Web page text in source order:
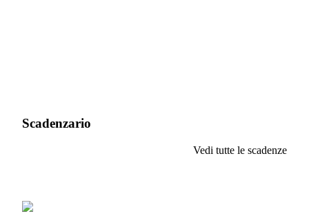
Scadenzario
Vedi tutte le scadenze